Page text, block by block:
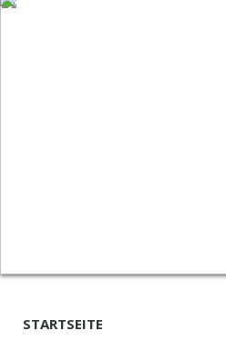
STARTSEITE